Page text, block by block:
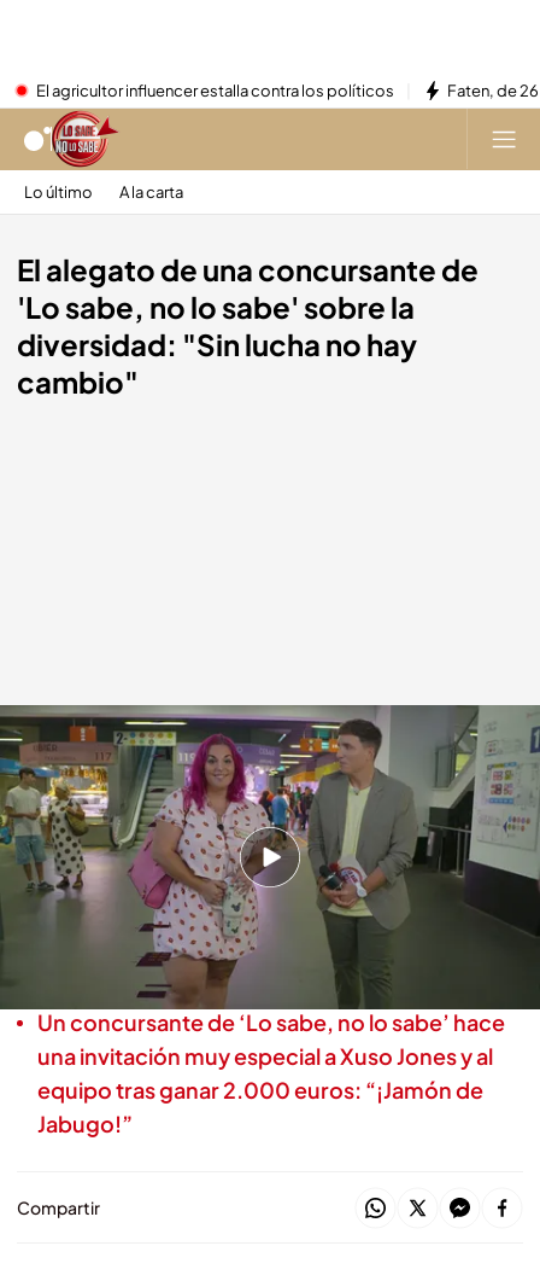
El agricultor influencer estalla contra los políticos Faten, de
Lo último A la carta
El alegato de una concursante de
'Lo sabe, no lo sabe' sobre la
diversidad: "Sin lucha no hay
cambio"
Una concursante con una asociación que defiende la diversidad hace un
alegato en 'Lo sabe, no lo sabe'
Lo sabe, no lo sabe
18 SEP 2025 - 20:12h.
Nekane hace un alegato sobre la defensa de la
diversidad: "Seguiremos luchando porque sin
lucha, no hay cambio"
Un concursante de ‘Lo sabe, no lo sabe’ hace
una invitación muy especial a Xuso Jones y al
equipo tras ganar 2.000 euros: “¡Jamón de
Jabugo!”
Compartir